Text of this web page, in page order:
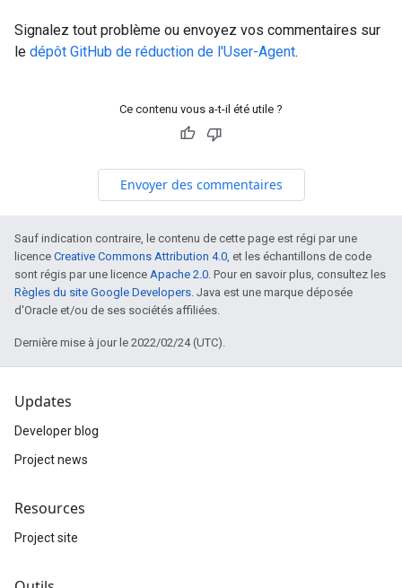
Signalez tout problème ou envoyez vos commentaires sur
le dépôt GitHub de réduction de l'User-Agent.
Ce contenu vous a-t-il été utile ?
Envoyer des commentaires
Sauf indication contraire, le contenu de cette page est régi par une
licence Creative Commons Attribution 4.0, et les échantillons de code
sont régis par une licence Apache 2.0. Pour en savoir plus, consultez les
Règles du site Google Developers. Java est une marque déposée
d'Oracle et/ou de ses sociétés affiliées.
Dernière mise à jour le 2022/02/24 (UTC).
Updates
Developer blog
Project news
Resources
Project site